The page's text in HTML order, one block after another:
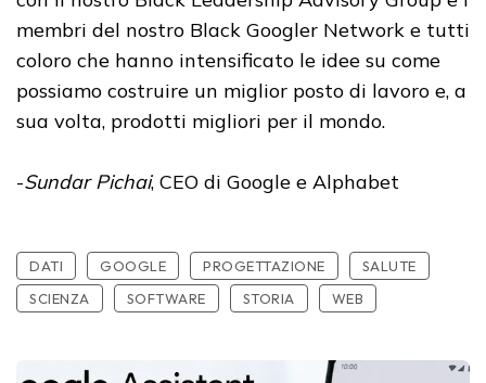
membri del nostro Black Googler Network e tutti
coloro che hanno intensificato le idee su come
possiamo costruire un miglior posto di lavoro e, a
sua volta, prodotti migliori per il mondo.
-Sundar Pichai, CEO di Google e Alphabet
DATI GOOGLE PROGETTAZIONE
SALUTE
SCIENZA
SOFTWARE STORIA WEB